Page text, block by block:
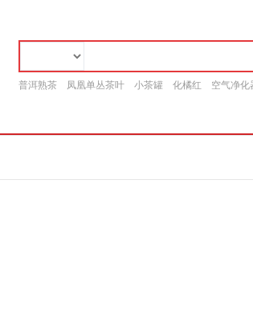
普洱熟茶 凤凰单丛茶叶 小茶罐 化橘红 空气净化